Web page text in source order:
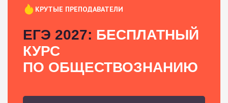
КРУТЫЕ ПРЕПОДАВАТЕЛИ
ЕГЭ 2027: БЕСПЛАТНЫЙ
КУРС
ПО ОБЩЕСТВОЗНАНИЮ